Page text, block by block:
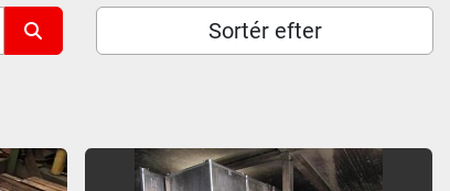
Sortér efter